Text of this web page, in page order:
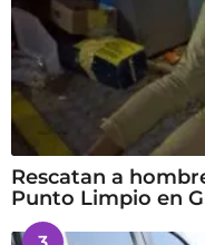
Rescatan a
Punto Limpio en